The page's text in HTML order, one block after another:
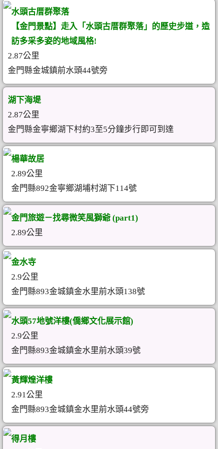
水頭古厝群聚落
【金門景點】走入「水頭古厝群聚落」的歷史步道，造
訪多采多姿的地域風格!
2.87公里
金門縣金城鎮前水頭44號旁
湖下海堤
2.87公里
金門縣金寧鄉湖下村約3至5分鐘步行即可到達
楊華故居
2.89公里
金門縣892金寧鄉湖埔村湖下114號
金門旅遊－找尋微笑風獅爺 (part1)
2.89公里
金水寺
2.9公里
金門縣893金城鎮金水里前水頭138號
水頭57地號洋樓(僑鄉文化展示館)
2.9公里
金門縣893金城鎮金水里前水頭39號
黃輝煌洋樓
2.91公里
金門縣893金城鎮金水里前水頭44號旁
得月樓